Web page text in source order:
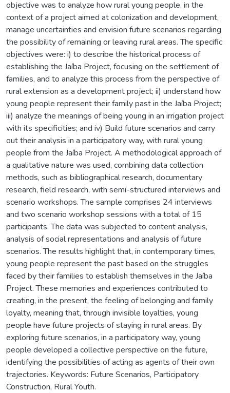
objective was to analyze how rural young people, in the
context of a project aimed at colonization and development,
manage uncertainties and envision future scenarios regarding
the possibility of remaining or leaving rural areas. The specific
objectives were: i) to describe the historical process of
establishing the Jaíba Project, focusing on the settlement of
families, and to analyze this process from the perspective of
rural extension as a development project; ii) understand how
young people represent their family past in the Jaíba Project;
iii) analyze the meanings of being young in an irrigation project
with its specificities; and iv) Build future scenarios and carry
out their analysis in a participatory way, with rural young
people from the Jaíba Project. A methodological approach of
a qualitative nature was used, combining data collection
methods, such as bibliographical research, documentary
research, field research, with semi-structured interviews and
scenario workshops. The sample comprises 24 interviews
and two scenario workshop sessions with a total of 15
participants. The data was subjected to content analysis,
analysis of social representations and analysis of future
scenarios. The results highlight that, in contemporary times,
young people represent the past based on the struggles
faced by their families to establish themselves in the Jaíba
Project. These memories and experiences contributed to
creating, in the present, the feeling of belonging and family
loyalty, meaning that, through invisible loyalties, young
people have future projects of staying in rural areas. By
exploring future scenarios, in a participatory way, young
people developed a collective perspective on the future,
identifying the possibilities of acting as agents of their own
trajectories. Keywords: Future Scenarios, Participatory
Construction, Rural Youth.